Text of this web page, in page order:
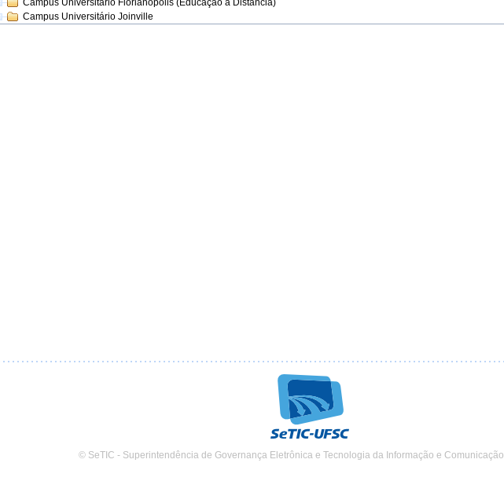
Campus Universitário Florianópolis (Educação a Distância)
Campus Universitário Joinville
© SeTIC - Superintendência de Governança Eletrônica e Tecnologia da Informação e Comunicação